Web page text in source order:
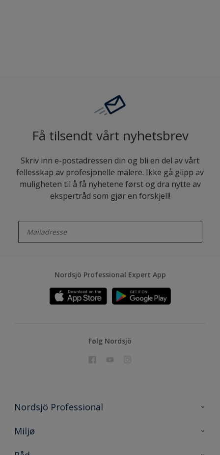
Få tilsendt vårt nyhetsbrev
Skriv inn e-postadressen din og bli en del av vårt
fellesskap av profesjonelle malere. Ikke gå glipp av
muligheten til å få nyhetene først og dra nytte av
ekspertråd som gjør en forskjell!
Nordsjö Professional Expert App
Følg Nordsjö
Nordsjö Professional
Kontakt oss
Miljø
Bærekraftig utvikling